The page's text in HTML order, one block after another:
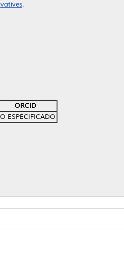
.
ORCID
ESPECIFICADO